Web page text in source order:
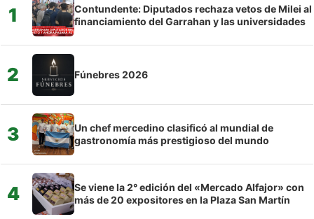
1
Contundente: Diputados rechaza vetos de Milei al
financiamiento del Garrahan y las universidades
2 Fúnebres 2026
3
Un chef mercedino clasificó al mundial de
gastronomía más prestigioso del mundo
4
Se viene la 2° edición del «Mercado Alfajor» con
más de 20 expositores en la Plaza San Martín